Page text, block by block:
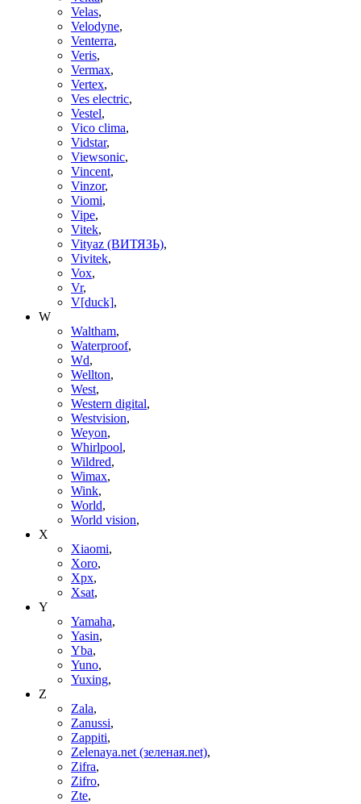
Velas,
Velodyne,
Venterra,
Veris,
Vermax,
Vertex,
Ves electric,
Vestel,
Vico clima,
Vidstar,
Viewsonic,
Vincent,
Vinzor,
Viomi,
Vipe,
Vitek,
Vityaz (ВИТЯЗЬ),
Vivitek,
Vox,
Vr,
V[duck],
W
Waltham,
Waterproof,
Wd,
Wellton,
West,
Western digital,
Westvision,
Weyon,
Whirlpool,
Wildred,
Wimax,
Wink,
World,
World vision,
X
Xiaomi,
Xoro,
Xpx,
Xsat,
Y
Yamaha,
Yasin,
Yba,
Yuno,
Yuxing,
Z
Zala,
Zanussi,
Zappiti,
Zelenaya.net (зеленая.net),
Zifra,
Zifro,
Zte,